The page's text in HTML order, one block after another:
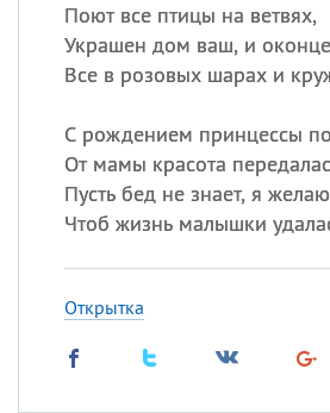
Поют все птицы на ветвях,
Украшен дом ваш, и
Все в розовых шарах и
С рождением принцессы
От мамы красота
Пусть бед не знает, я
Чтоб жизнь малышки
Открытка